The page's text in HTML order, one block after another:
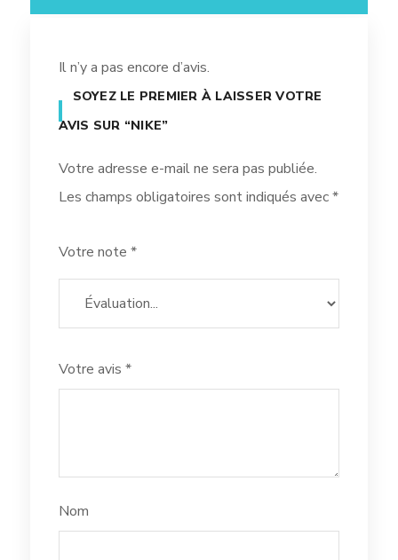
Il n’y a pas encore d’avis.
SOYEZ LE PREMIER À LAISSER VOTRE
AVIS SUR “NIKE”
Votre adresse e-mail ne sera pas publiée.
Les champs obligatoires sont indiqués avec*
Votre note *
Votre avis *
Nom